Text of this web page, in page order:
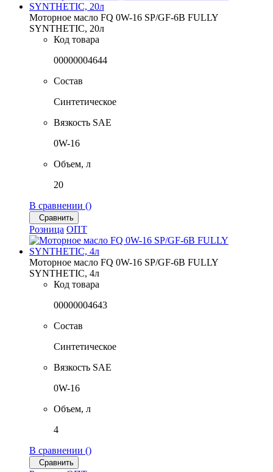
Моторное масло FQ 0W-16 SP/GF-6B FULLY
SYNTHETIC, 20л
Код товара
00000004644
Состав
Синтетическое
Вязкость SAE
0W-16
Объем, л
20
В сравнении ()
Сравнить
Розница ОПТ
Моторное масло FQ 0W-16 SP/GF-6B FULLY
SYNTHETIC, 4л
Код товара
00000004643
Состав
Синтетическое
Вязкость SAE
0W-16
Объем, л
4
В сравнении ()
Сравнить